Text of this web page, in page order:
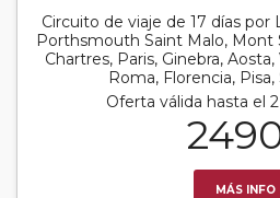
Circuito de viaje de 17 días por
Porthsmouth Saint Malo, Mont
Chartres, Paris, Ginebra,
Roma, Florencia, Pisa,
Oferta válida hasta el
MÁS INFO